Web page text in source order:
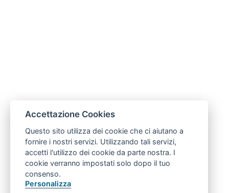
Accettazione Cookies
Questo sito utilizza dei cookie che ci aiutano a
fornire i nostri servizi. Utilizzando tali servizi,
accetti l'utilizzo dei cookie da parte nostra. I
cookie verranno impostati solo dopo il tuo
consenso.
Personalizza